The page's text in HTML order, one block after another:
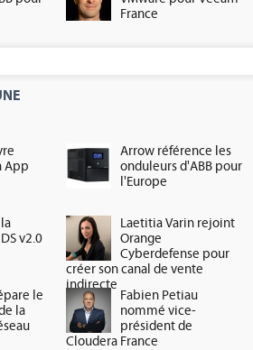
France
App
Arrow référence les
onduleurs d'ABB pour
l'Europe
v2.0
Laetitia Varin rejoint
Orange
Cyberdefense pour
créer son canal de vente
indirecte
le
la
Fabien Petiau
nommé vice-
président de
Cloudera France